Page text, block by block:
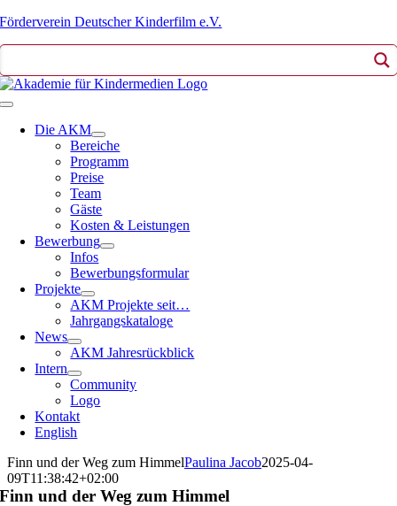
Zum
Förderverein Deutscher Kinderfilm e.V.
Toggle
NavigationDie AKM
Bereiche
Programm
Preise
Team
Gäste
Kosten & Leistungen
Bewerbung
Infos
Bewerbungsformular
Projekte
AKM Projekte seit…
Jahrgangskataloge
News
AKM Jahresrückblick
Intern
Community
Logo
Kontakt
English
Finn und der Weg zum HimmelPaulina Jacob2025-04-
09T11:38:42+02:00
Finn und der Weg zum Himmel